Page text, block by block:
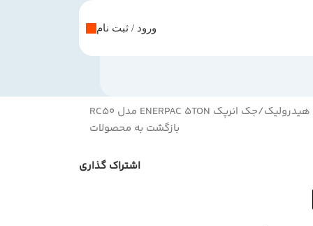
ورود / ثبت نام
جک انرپک ENERPAC 5TON مدل RC50
بازگشت به محصولات
اشتراک گذاری